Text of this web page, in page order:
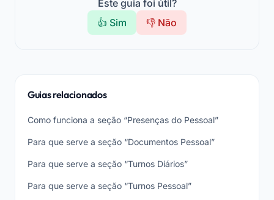
Este guia foi útil?
👍 Sim
👎 Não
Guias relacionados
Como funciona a seção “Presenças do Pessoal”
Para que serve a seção “Documentos Pessoal”
Para que serve a seção “Turnos Diários”
Para que serve a seção “Turnos Pessoal”